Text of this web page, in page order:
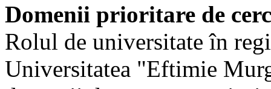
Domenii prioritare de
Rolul de universitate în
Universitatea "Eftimie